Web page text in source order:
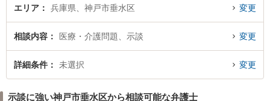
弁護士や神戸マリン綜合法律事務所の西口 竜司弁護士のプロフィール情報や弁
故の示談交渉のトラブル解決の実績豊富な近くの弁護士を検索したい』『初回
相談無料で医療事故の示談交渉を法律相談できる神戸市垂水区内の弁護士に相
談予約したい』などでお困りの相談者さんにおすすめです。
エリア 兵庫県、神戸市垂水区 変更
相談内容 医療・介護問題、示談 変更
詳細条件 未選択 変更
示談に強い神戸市垂水区から相談可能な弁護士